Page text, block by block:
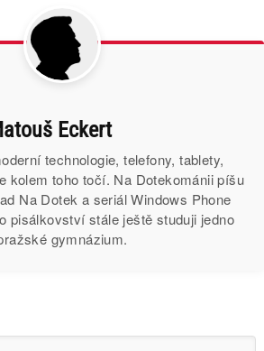
Eckert
technologie, telefony, tablety,
kolem toho točí. Na Dotekománii píšu
Na Dotek a seriál Windows Phone
pisálkovství stále ještě studuji jedno
gymnázium.